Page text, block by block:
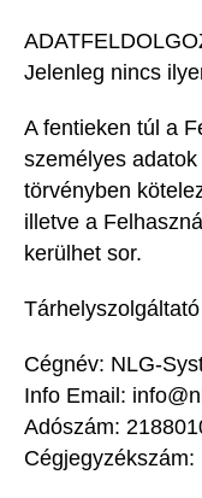
Jelenleg nincs
A fentieken túl a
személyes
törvényben
illetve a
kerülhet sor.
Cégnév: NLG-
Info Email:
Adószám: